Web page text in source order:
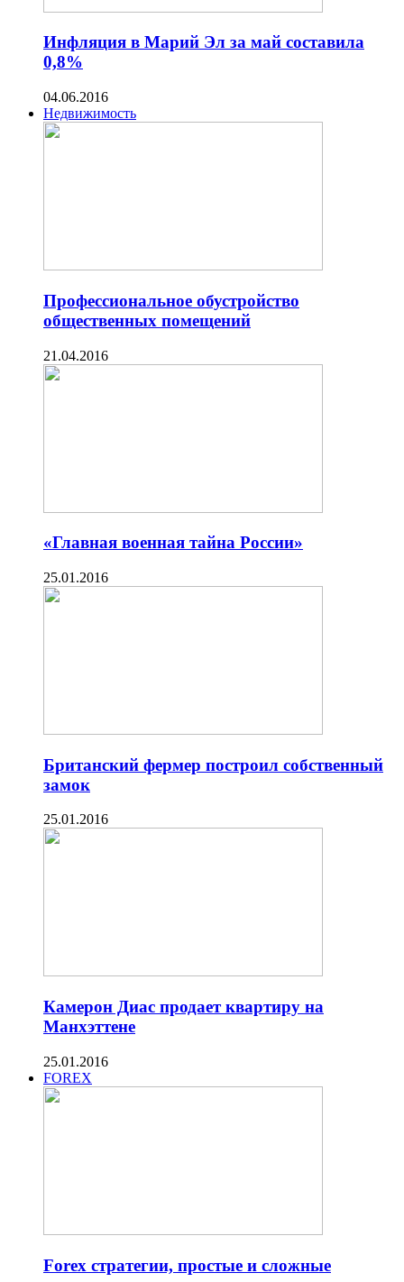
Инфляция в Марий Эл за май составила
0,8%
04.06.2016
Недвижимость
Профессиональное обустройство
общественных помещений
21.04.2016
«Главная военная тайна России»
25.01.2016
Британский фермер построил собственный
замок
25.01.2016
Камерон Диас продает квартиру на
Манхэттене
25.01.2016
FOREX
Forex стратегии, простые и сложные